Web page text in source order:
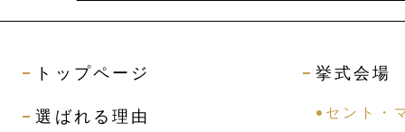
トップページ
選ばれる理由
挙式会場
セント・